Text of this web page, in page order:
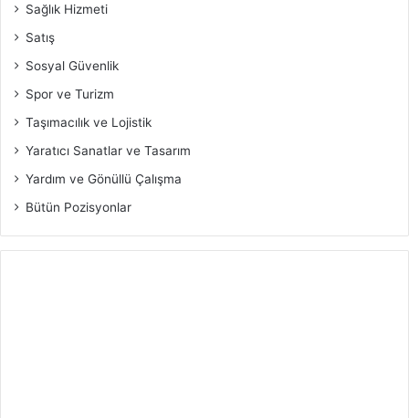
Sağlık Hizmeti
Satış
Sosyal Güvenlik
Spor ve Turizm
Taşımacılık ve Lojistik
Yaratıcı Sanatlar ve Tasarım
Yardım ve Gönüllü Çalışma
Bütün Pozisyonlar